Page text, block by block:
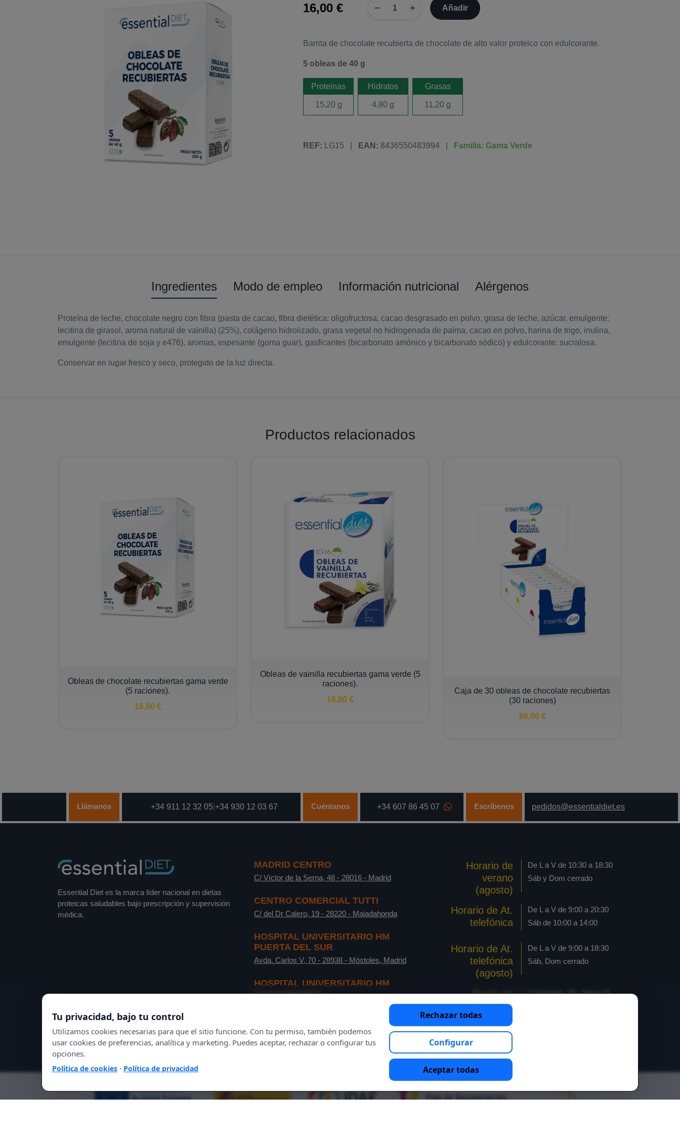
16,00 € − + Añadir
Barrita de chocolate recubierta de chocolate de alto valor proteico con edulcorante.
5 obleas de 40 g
Proteinas
15,20 g
Hidratos
4,80 g
Grasas
11,20 g
REF: LG15 EAN: 8436550483994 Familia: Gama Verde
Ingredientes Modo de empleo Información nutricional Alérgenos
Proteína de leche, chocolate negro con fibra (pasta de cacao, fibra dietética: oligofructosa, cacao desgrasado en polvo, grasa de leche, azúcar, emulgente:
lecitina de girasol, aroma natural de vainilla) (25%), colágeno hidrolizado, grasa vegetal no hidrogenada de palma, cacao en polvo, harina de trigo, inulina,
emulgente (lecitina de soja y e476), aromas, espesante (goma guar), gasficantes (bicarbonato amónico y bicarbonato sódico) y edulcorante: sucralosa.
Conservar en lugar fresco y seco, protegido de la luz directa.
Productos relacionados
Obleas de chocolate recubiertas gama verde
(5 raciones).
16,00 €
Obleas de vainilla recubiertas gama verde (5
raciones).
16,00 €
Caja de 30 obleas de chocolate recubiertas
(30 raciones)
86,00 €
Llámanos +34 911 12 32 05 +34 930 12 03 67 Cuéntanos +34 607 86 45 07 Escríbenos pedidos@essentialdiet.es
Essential Diet es la marca líder nacional en dietas
proteicas saludables bajo prescripción y supervisión
médica.
MADRID CENTRO
C/ Víctor de la Serna, 48 - 28016 - Madrid
CENTRO COMERCIAL TUTTI
C/ del Dr Calero, 19 - 28220 - Majadahonda
HOSPITAL UNIVERSITARIO HM
PUERTA DEL SUR
Avda. Carlos V, 70 - 28938 - Móstoles, Madrid
HOSPITAL UNIVERSITARIO HM
SANCHINARRO
Horario de
verano
(agosto)
De L a V de 10:30 a 18:30
Sáb y Dom cerrado
Horario de At.
telefónica
De L a V de 9:00 a 20:30
Sáb de 10:00 a 14:00
Horario de At.
telefónica
(agosto)
De L a V de 9:00 a 18:30
Sáb, Dom cerrado
Punto de
recogida
pedido online
Pinto
C/ Horcajo, 20 - Nave 23
Tu privacidad, bajo tu control
Utilizamos cookies necesarias para que el sitio funcione. Con tu permiso, también podemos
usar cookies de preferencias, analítica y marketing. Puedes aceptar, rechazar o configurar tus
opciones.
Política de cookies · Política de privacidad
Rechazar todas
Configurar
Aceptar todas